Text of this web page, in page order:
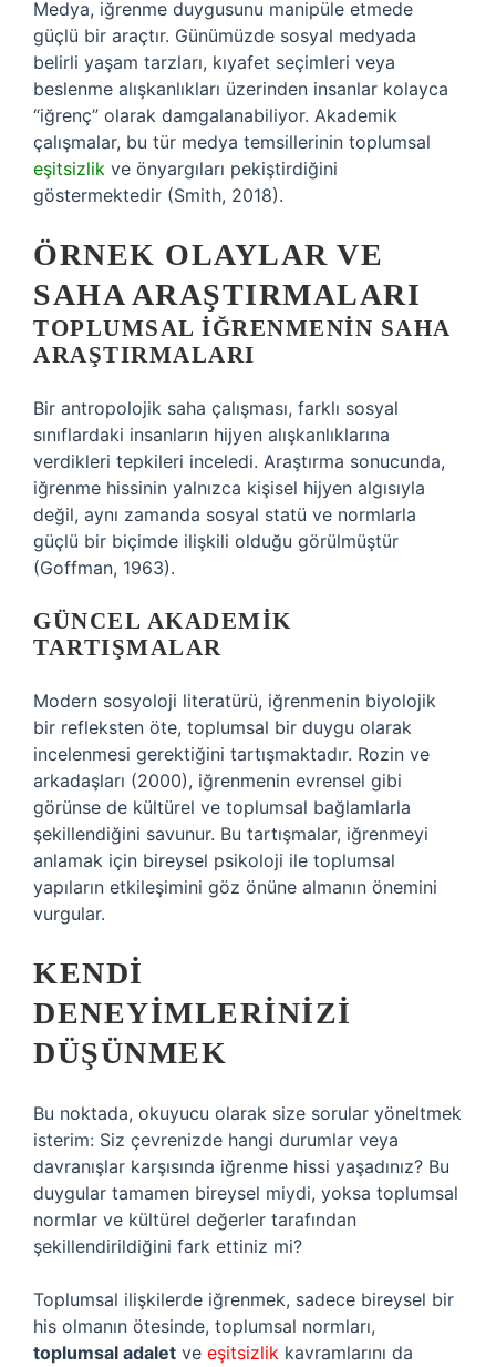
Medya, iğrenme duygusunu manipüle etmede
güçlü bir araçtır. Günümüzde sosyal medyada
belirli yaşam tarzları, kıyafet seçimleri veya
beslenme alışkanlıkları üzerinden insanlar kolayca
“iğrenç” olarak damgalanabiliyor. Akademik
çalışmalar, bu tür medya temsillerinin toplumsal
eşitsizlik ve önyargıları pekiştirdiğini
göstermektedir (Smith, 2018).
ÖRNEK OLAYLAR VE
SAHA ARAŞTIRMALARI
TOPLUMSAL İĞRENMENIN SAHA
ARAŞTIRMALARI
Bir antropolojik saha çalışması, farklı sosyal
sınıflardaki insanların hijyen alışkanlıklarına
verdikleri tepkileri inceledi. Araştırma sonucunda,
iğrenme hissinin yalnızca kişisel hijyen algısıyla
değil, aynı zamanda sosyal statü ve normlarla
güçlü bir biçimde ilişkili olduğu görülmüştür
(Goffman, 1963).
GÜNCEL AKADEMIK
TARTIŞMALAR
Modern sosyoloji literatürü, iğrenmenin biyolojik
bir refleksten öte, toplumsal bir duygu olarak
incelenmesi gerektiğini tartışmaktadır. Rozin ve
arkadaşları (2000), iğrenmenin evrensel gibi
görünse de kültürel ve toplumsal bağlamlarla
şekillendiğini savunur. Bu tartışmalar, iğrenmeyi
anlamak için bireysel psikoloji ile toplumsal
yapıların etkileşimini göz önüne almanın önemini
vurgular.
KENDI
DENEYIMLERINIZI
DÜŞÜNMEK
Bu noktada, okuyucu olarak size sorular yöneltmek
isterim: Siz çevrenizde hangi durumlar veya
davranışlar karşısında iğrenme hissi yaşadınız? Bu
duygular tamamen bireysel miydi, yoksa toplumsal
normlar ve kültürel değerler tarafından
şekillendirildiğini fark ettiniz mi?
Toplumsal ilişkilerde iğrenmek, sadece bireysel bir
his olmanın ötesinde, toplumsal normları,
toplumsal adalet ve eşitsizlik kavramlarını da